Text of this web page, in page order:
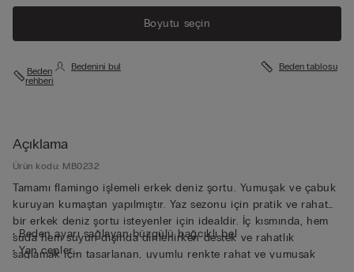
Boyutu seçin
Beden
rehberi
Bedenini bul Beden tablosu
Açıklama
Ürün kodu: MB0232
Tamamı flamingo işlemeli erkek deniz şortu. Yumuşak ve çabuk
kuruyan kumaştan yapılmıştır. Yaz sezonu için pratik ve rahat
bir erkek deniz şortu isteyenler için idealdir. İç kısmında, hem
suda hem suyun dışında dinlenirken destek ve rahatlık
sağlamak için tasarlanan, uyumlu renkte rahat ve yumuşak
• Beden ayarı sağlayan büzgülü bağcıklı bel
• Yan cepler